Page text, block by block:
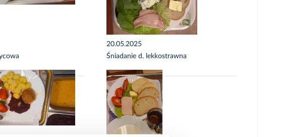
20.05.2025
Śniadanie d. lekkostrawna